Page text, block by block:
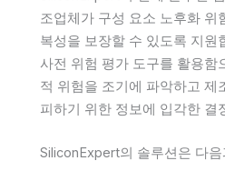
조업체가 구성 요소 노후화 위
복성을 보장할 수 있도록 지원
사전 위험 평가 도구를 활용함
적 위험을 조기에 파악하고 제
피하기 위한 정보에 입각한 결
SiliconExpert의 솔루션은 다